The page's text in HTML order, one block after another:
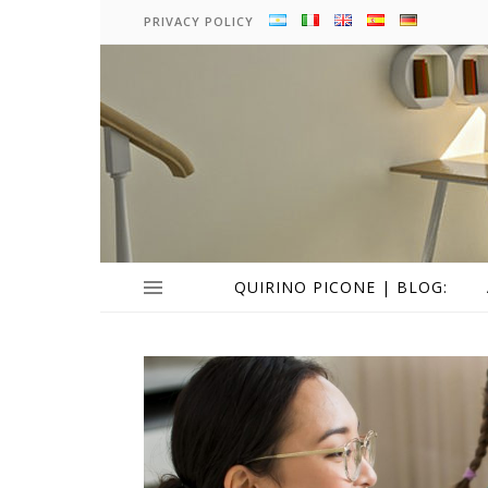
PRIVACY POLICY
QUIRINO PICONE | BLOG: